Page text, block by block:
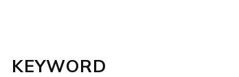
KEYWORD